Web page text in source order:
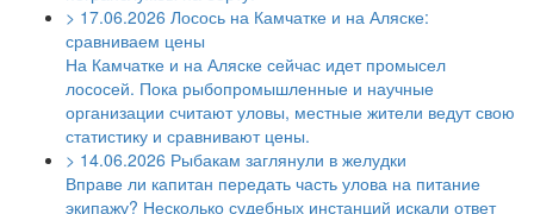
> 17.06.2026 Лосось на Камчатке и на Аляске:
сравниваем цены
На Камчатке и на Аляске сейчас идет промысел
лососей. Пока рыбопромышленные и научные
организации считают уловы, местные жители ведут свою
статистику и сравнивают цены.
> 14.06.2026 Рыбакам заглянули в желудки
Вправе ли капитан передать часть улова на питание
экипажу? Несколько судебных инстанций искали ответ